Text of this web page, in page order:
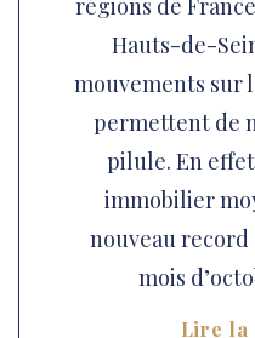
régions de
Hauts-de-
mouvements sur
permettent de
pilule. En
immobilier
nouveau record
mois
Lire la